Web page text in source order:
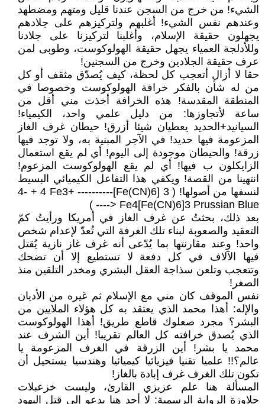
الشيء! من خرج من السجن عندنا قليل ومتهم ومضطهد
وعندهم نفس الشيء! أغلبهم ولتركيزهم على جلادهم
يجهلون حقيقة الإسلام، وأغلبنا لتركيزنا على جلادنا
وللأدلجة العمياء يجهل حقيقة الهولوكوست، وطوبى لمن
عرف حقيقة الجلادين وخرج من السجنين!
حقا لا أزال أتعجب كل لحظة، كيف يُصدّق مثقف أو كل
من له شأن بالفكر خرافة الهولوكوست وخصوصا في
المنطقة المقدسة! هذه الخرافة أخذت مني أقل من
ساعة لأتجاوزها: من دليل علمي واحد، الكيمياء!
السيانيد+الحديد يعطيان شيئا أزرق! حيطان غرف الغاز
المزعومة فيها حديد! في الآجر المبنية به، ولا توجد فيها
زرقة! والحيطان موجودة إلى اليوم! أي لم يقع استعمال
الزايكلون ب فيها! أي لم يقع الهولوكوست المزعوم!
انتهينا من القصة! ويكفي هذا التفاعل الكيميائي البسيط
لنسفها من أصولها! ( 3 [Fe(CN)6]4- + 4 Fe3+ ----------
----> Fe4[Fe(CN)6]3 Prussian Blue )
بعد ذلك، بحثتُ عن غرف الغاز في أمريكا ورأيتُ كمّ
التعقيد والصعوبة لبناء تلك الغرفة التي تُعدّ لإعدام شخص
واحد! وعند مقارنتها بما يُدّعى أنه غرف غاز نازية يُقتل
فيها الآلاف في كل دفعة لا تستطيع إلا أن تضحك
وتتعجب وتلعن سذاجة العقل البشري ومخدر التلقين منذ
الصغر!
نفس الموقف كان مني مع الإسلام ثم غيره من الأديان
والإله: أهذا محمد الذي يعتقد به كل هؤلاء الملايين من
البشر؟ مجرد صعلوك قاطع طريق! أهذا الهولوكوست
الذي يُصدق خرافته كل العالم تقريبا! أين الشرف عند
محمد يا بشر! أين الزرقة في الغرف المزعومة يا
عالم؟!! علميا تقنيا فيزيائيا كيميائيا وهندسيا يستحيل أن
تكون تلك الغرف غرف إبادة بالغاز!
المسألة هنا علم عزيزي القارئ، وليست خزعبلات
جلاوزة الرواية الرسمية: لا أحد هنا يدعو إلى قتل اليهود